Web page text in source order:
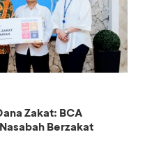
Zakat: BCA
Berzakat